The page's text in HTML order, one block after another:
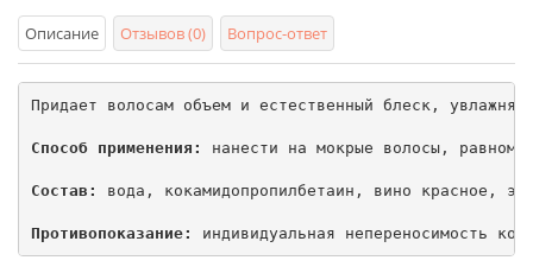
Описание Отзывов (0) Вопрос-ответ
Придает волосам объем и естественный блеск,
Способ применения: нанести на мокрые волосы,
Состав: вода, кокамидопропилбетаин, вино красное,
Противопоказание: индивидуальная непереносимость